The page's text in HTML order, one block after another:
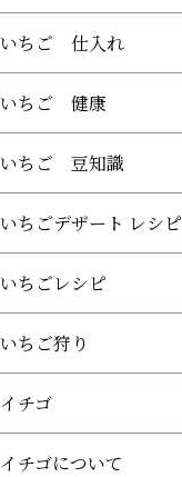
いちご 仕入れ
いちご 健康
いちご 豆知識
いちごデザート レシピ
いちごレシピ
いちご狩り
イチゴ
イチゴについて